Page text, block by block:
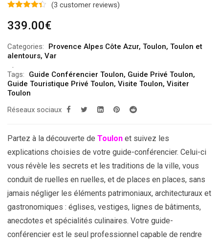
(3 customer reviews)
339.00€
Categories: Provence Alpes Côte Azur, Toulon, Toulon et
alentours, Var
Tags: Guide Conférencier Toulon, Guide Privé Toulon,
Guide Touristique Privé Toulon, Visite Toulon, Visiter
Toulon
Réseaux sociaux
Partez à la découverte de Toulon et suivez les
explications choisies de votre guide-conférencier. Celui-ci
vous révèle les secrets et les traditions de la ville, vous
conduit de ruelles en ruelles, et de places en places, sans
jamais négliger les éléments patrimoniaux, architecturaux et
gastronomiques : églises, vestiges, lignes de bâtiments,
anecdotes et spécialités culinaires. Votre guide-
conférencier est le seul professionnel capable de rendre